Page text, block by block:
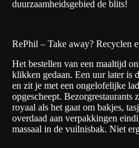
duurzaamheidsgebied de blits!
RePhil – Take away? Recyclen
Het bestellen van een maaltijd
klikken gedaan. Een uur later is
en zit je met een ongelofelijke
opgescheept. Bezorgrestaurants
royaal als het gaat om bakjes,
overdaad aan verpakkingen
massaal in de vuilnisbak. Niet